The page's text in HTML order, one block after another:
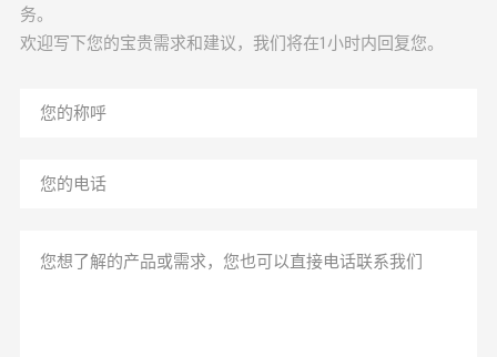
务。
欢迎写下您的宝贵需求和建议，我们将在1小时内回复您。